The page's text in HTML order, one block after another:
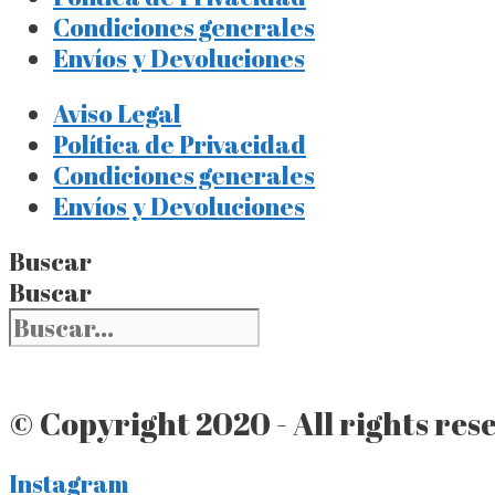
Condiciones generales
Envíos y Devoluciones
Aviso Legal
Política de Privacidad
Condiciones generales
Envíos y Devoluciones
Buscar
Buscar
© Copyright 2020 - All rights
Instagram